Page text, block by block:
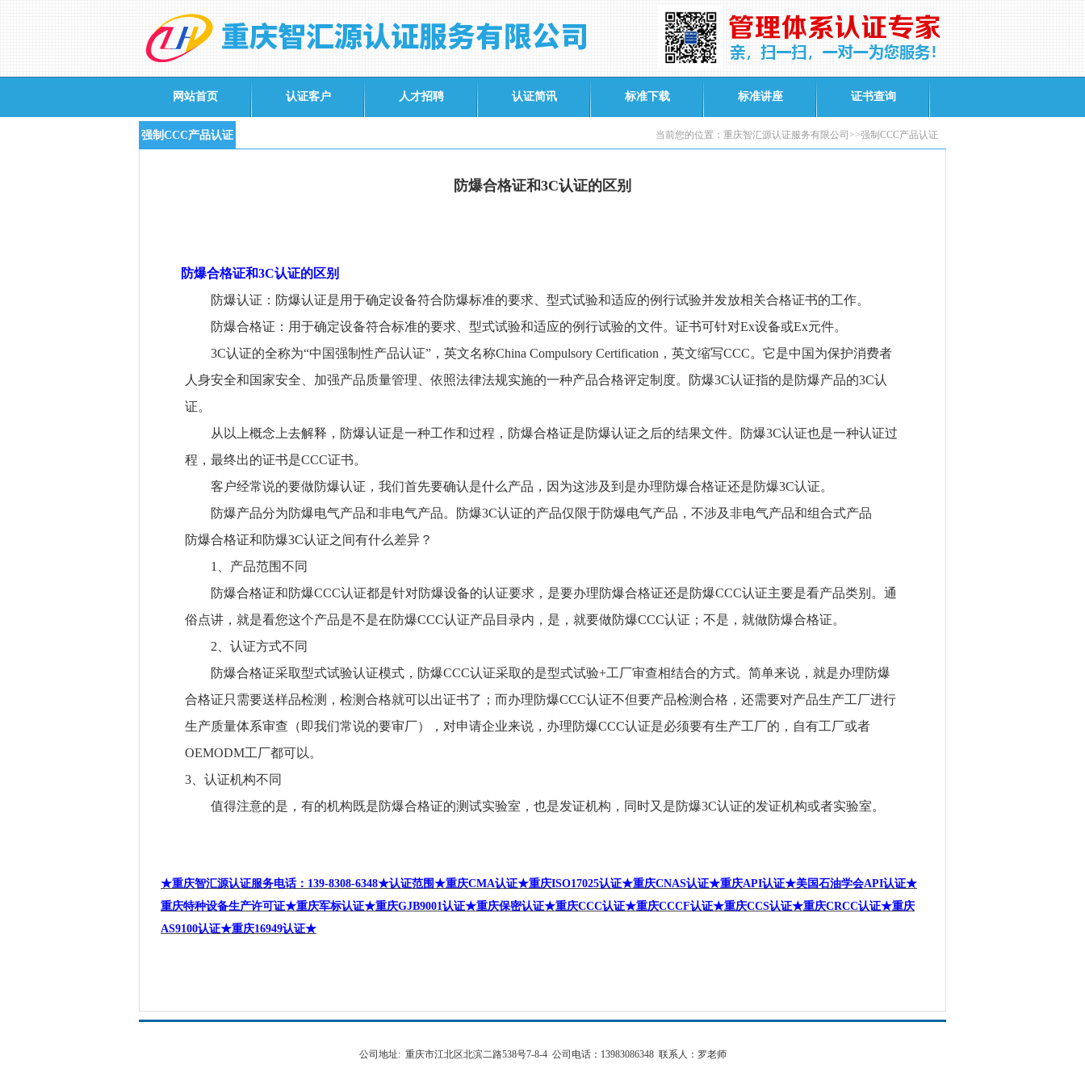
网站首页 认证客户 人才招聘 认证简讯 标准下载 标准讲座 证书查询
强制CCC产品认证 当前您的位置：重庆智汇源认证服务有限公司>>强制CCC产品认证
防爆合格证和3C认证的区别
防爆合格证和3C认证的区别
防爆认证：防爆认证是用于确定设备符合防爆标准的要求、型式试验和适应的例行试验并发放相关合格证书的工作。
防爆合格证：用于确定设备符合标准的要求、型式试验和适应的例行试验的文件。证书可针对Ex设备或Ex元件。
3C认证的全称为“中国强制性产品认证”，英文名称China Compulsory Certification ，英文缩写CCC。它是中国为保护消费者
人身安全和国家安全、加强产品质量管理、依照法律法规实施的一种产品合格评定制度。防爆3C认证指的是防爆产品的3C认
证。
从以上概念上去解释，防爆认证是一种工作和过程，防爆合格证是防爆认证之后的结果文件。防爆3C认证也是一种认证过
程，最终出的证书是CCC证书。
客户经常说的要做防爆认证，我们首先要确认是什么产品，因为这涉及到是办理防爆合格证还是防爆3C认证。
防爆产品分为防爆电气产品和非电气产品。防爆3C认证的产品仅限于防爆电气产品，不涉及非电气产品和组合式产品
防爆合格证和防爆3C认证之间有什么差异？
1
、产品范围不同
防爆合格证和防爆CCC认证都是针对防爆设备的认证要求，是要办理防爆合格证还是防爆CCC认证主要是看产品类别。通
俗点讲，就是看您这个产品是不是在防爆CCC认证产品目录内，是，就要做防爆CCC认证；不是，就做防爆合格证。
2 、认证方式不同
防爆合格证采取型式试验认证模式，防爆CCC认证采取的是型式试验+工厂审查相结合的方式。简单来说，就是办理防爆
合格证只需要送样品检测，检测合格就可以出证书了；而办理防爆CCC认证不但要产品检测合格，还需要对产品生产工厂进行
生产质量体系审查（即我们常说的要审厂），对申请企业来说，办理防爆CCC认证是必须要有生产工厂的，自有工厂或者
OEMODM工厂都可以。
3 、认证机构不同
值得注意的是，有的机构既是防爆合格证的测试实验室，也是发证机构，同时又是防爆3C认证的发证机构或者实验室。
★重庆智汇源认证服务电话： 139-8308-6348★认证范围★重庆CMA认证★重庆ISO17025认证★重庆CNAS认证★重庆API认证★美国石油学会API认证★
重庆特种设备生产许可证★重庆军标认证★重庆GJB9001认证★重庆保密认证★重庆CCC认证★重庆CCCF认证★重庆CCS认证★重庆CRCC认证★重庆
AS9100认证★重庆16949认证★
公司地址: 重庆市江北区北滨二路538号7-8-4 公司电话：13983086348 联系人：罗老师